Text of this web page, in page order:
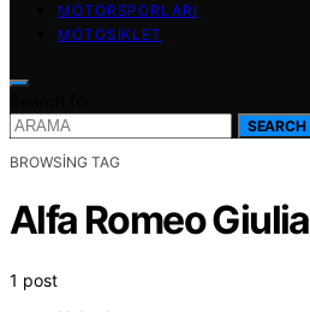
MOTORSPORLARI
MOTOSIKLET
SEARCH
BROWSING TAG
Alfa Romeo Giulia
1 post